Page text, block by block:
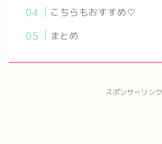
こちらもおすすめ♡
まとめ
スポンサーリンク